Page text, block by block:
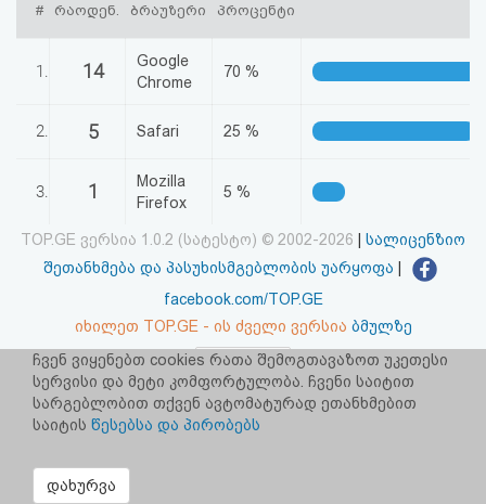
აღდგენა
კოდი
სალიცენზიო
შეთანხმება
და
პასუხისმგებლობის
უარყოფა
# რაოდენ. ბრაუზერი პროცენტი
1. 14
Google
Chrome
70 %
2. 5 Safari 25 %
3. 1
Mozilla
Firefox
5 %
TOP.GE ვერსია 1.0.2 (სატესტო) © 2002-2026
სალიცენზიო
შეთანხმება და პასუხისმგებლობის უარყოფა
facebook.com/TOP.GE
იხილეთ TOP.GE - ის ძველი ვერსია ბმულზე
რეკლამა TOP.GE - ზე
TOP.GE-ს სერვერების განთავსებას და ინტერნეტთან კავშირს
უზრუნველყოფს:
ჩვენ ვიყენებთ cookies რათა შემოგთავაზოთ უკეთესი
სერვისი და მეტი კომფორტულობა. ჩვენი საიტით
სარგებლობით თქვენ ავტომატურად ეთანხმებით
საიტის წესებსა და პირობებს
დახურვა